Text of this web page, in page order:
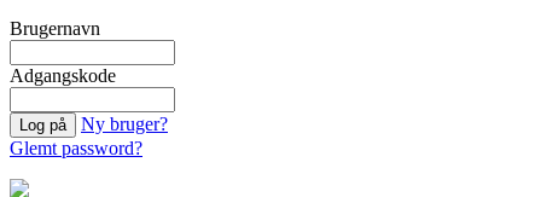
Brugernavn
Adgangskode
Ny bruger?
Glemt password?